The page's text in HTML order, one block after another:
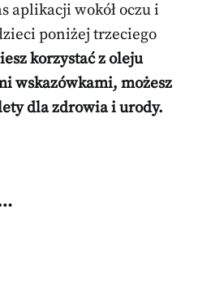
aplikacji wokół oczu i
poniżej trzeciego
korzystać z oleju
wskazówkami, możesz
dla zdrowia i urody.